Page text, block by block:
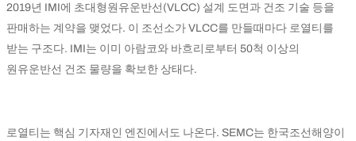
2019년 IMI에 초대형원유운반선(VLCC) 설계 도면과 건조 기술 등을
판매하는 계약을 맺었다. 이 조선소가 VLCC를 만들때마다 로열티를
받는 구조다. IMI는 이미 아람코와 바흐리로부터 50척 이상의
원유운반선 건조 물량을 확보한 상태다.
로열티는 핵심 기자재인 엔진에서도 나온다. SEMC는 한국조선해양이